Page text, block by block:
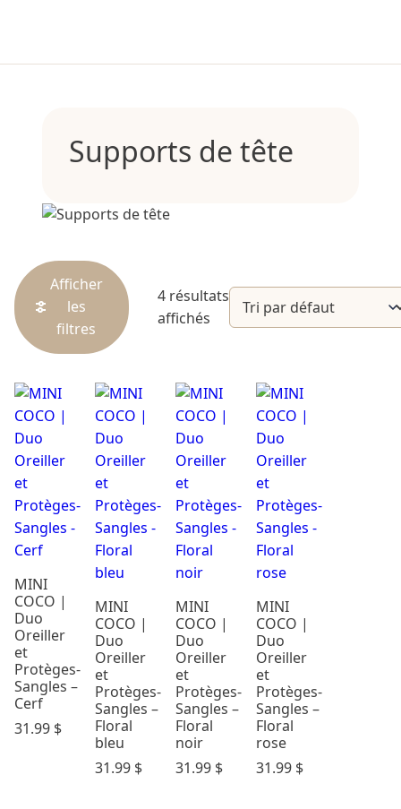
Supports de tête
Afficher
les
filtres
4 résultats
affichés
Catégories
Cadeaux &
Occasions
Carte
Cadeau
Dodo &
Confort
Éveil & Jeux
Maternité
Mode
enfants
Parents &
maison
Repas
Soins &
MINI
COCO |
Duo
Oreiller
et
Protèges-
Sangles –
Cerf
31.99 $
MINI
COCO |
Duo
Oreiller
et
Protèges-
Sangles –
Floral
bleu
31.99 $
MINI
COCO |
Duo
Oreiller
et
Protèges-
Sangles –
Floral
noir
31.99 $
MINI
COCO |
Duo
Oreiller
et
Protèges-
Sangles –
Floral
rose
31.99 $